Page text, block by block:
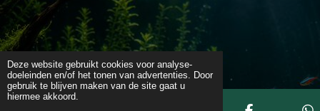
Deze website gebruikt cookies voor analyse-
doeleinden en/of het tonen van advertenties. Door
gebruik te blijven maken van de site gaat u
hiermee akkoord.